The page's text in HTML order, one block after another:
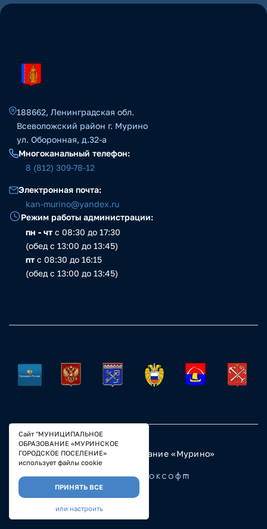
188662, Ленинградская обл.
Всеволожский район г. Мурино
ул. Оборонная, д.32-а
Многоканальный телефон:
8 (812) 309-78-12
Электронная почта:
kan-murino@yandex.ru
Режим работы администрации:
пн - чт с 08:30 до 17:30
(обед с 13:00 до 13:45)
пт с 08:30 до 16:15
(обед с 13:00 до 13:45)
© 2023 Муниципальное образование «Мурино»
Настройка COOKIE
Разработано
Сайт "МУНИЦИПАЛЬНОЕ
ОБРАЗОВАНИЕ «МУРИНСКОЕ
ГОРОДСКОЕ ПОСЕЛЕНИЕ»
использует файлы cookie
ПРИНЯТЬ ВСЕ
или настроить